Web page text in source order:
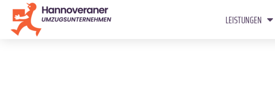
LEISTUNGEN